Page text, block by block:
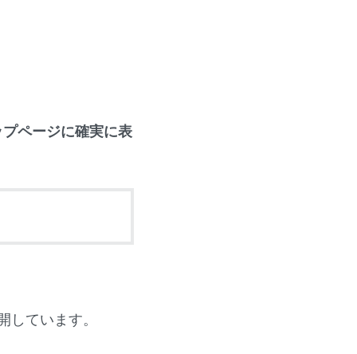
ページに確実に表
ています。